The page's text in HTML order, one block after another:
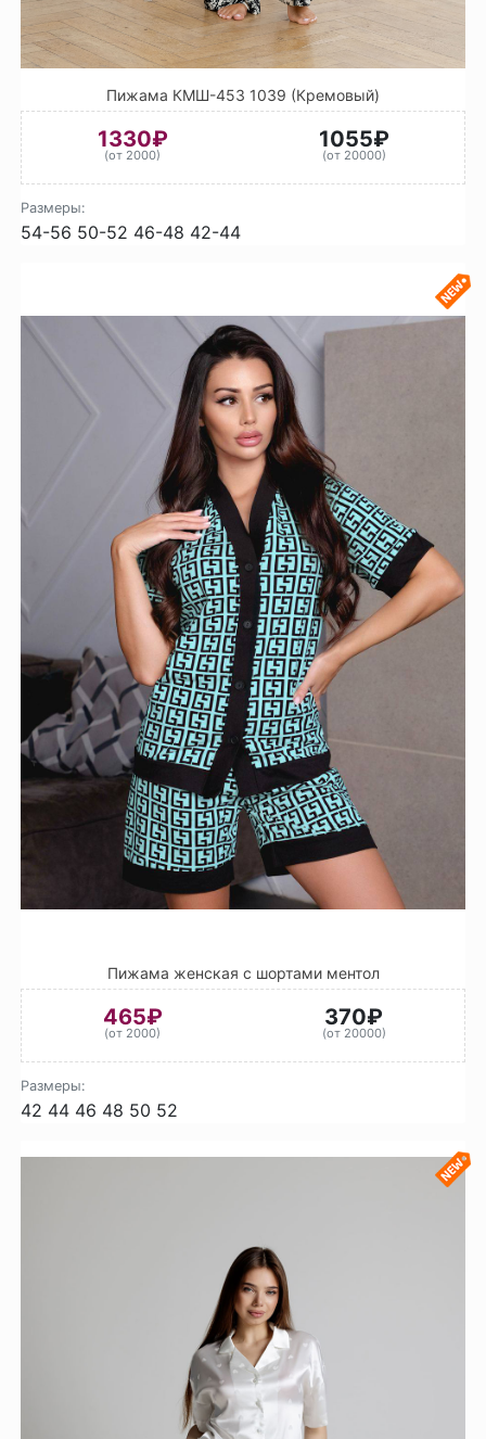
Пижама КМШ-453 1039 (Кремовый)
1330₽
(от 2000)
1055₽
(от 20000)
Размеры:
54-56 50-52 46-48 42-44
Пижама женская с шортами ментол
465₽
(от 2000)
370₽
(от 20000)
Размеры:
42 44 46 48 50 52